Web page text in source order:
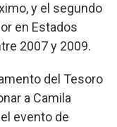
y el segundo
en Estados
2007 y 2009.
del Tesoro
a Camila
evento de